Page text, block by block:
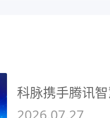
科脉携手腾讯
2026.07.27